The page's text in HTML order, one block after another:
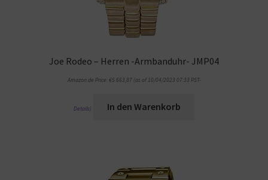
Joe Rodeo – Herren -Armbanduhr- JMP04
Amazon.de Price: €5.663,87(as of 10/04/2023 07:33 PST-
Details In den Warenkorb